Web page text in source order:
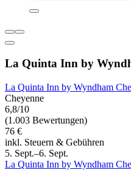
La Quinta Inn by
La Quinta Inn by Wyndham
Cheyenne
6,8/10
(1.003 Bewertungen)
76 €
inkl. Steuern & Gebühren
5. Sept.–6. Sept.
La Quinta Inn by Wyndham